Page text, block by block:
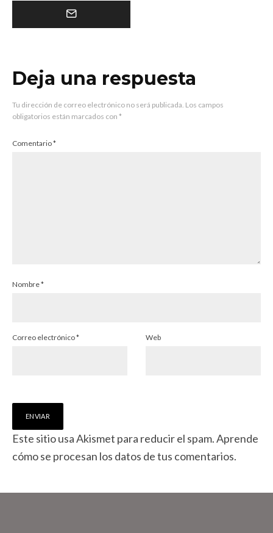
Deja una respuesta
Tu dirección de correo electrónico no será publicada. Los campos
obligatorios están marcados con *
Comentario*
Nombre*
Correo electrónico* Web
Este sitio usa Akismet para reducir el spam.Aprende
cómo se procesan los datos de tus comentarios.